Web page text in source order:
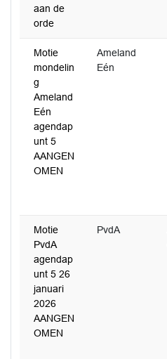
aan de
orde
Motie
mondelin
g
Ameland
Eén
agendap
unt 5
AANGEN
OMEN
Ameland
Eén
Motie
PvdA
agendap
unt 5 26
januari
2026
AANGEN
OMEN
PvdA